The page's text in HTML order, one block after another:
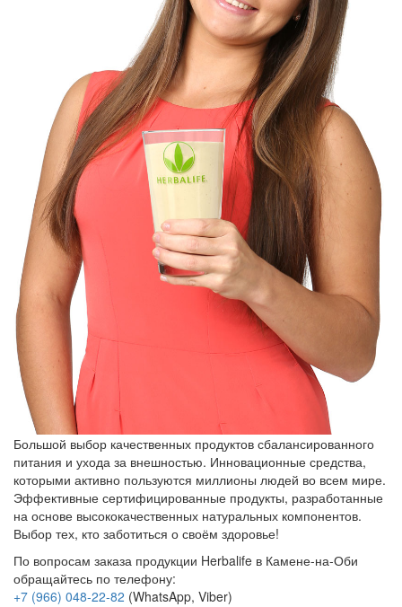
Большой выбор качественных продуктов сбалансированного
питания и ухода за внешностью. Инновационные средства,
которыми активно пользуются миллионы людей во всем мире.
Эффективные сертифицированные продукты, разработанные
на основе высококачественных натуральных компонентов.
Выбор тех, кто заботиться о своём здоровье!
По вопросам заказа продукции Herbalife в Камене-на-Оби
обращайтесь по телефону:
+7 (966) 048-22-82 (WhatsApp, Viber)